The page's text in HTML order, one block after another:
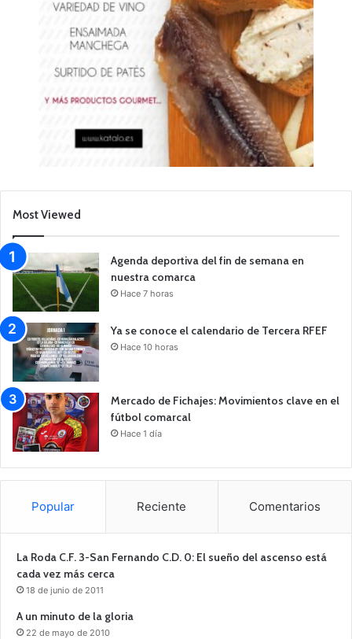
Most Viewed
Agenda deportiva del fin de semana en
nuestra comarca
Hace 7 horas
Ya se conoce el calendario de Tercera RFEF
Hace 10 horas
Mercado de Fichajes: Movimientos clave en el
fútbol comarcal
Hace 1 día
Popular Reciente Comentarios
La Roda C.F. 3-San Fernando C.D. 0: El sueño del ascenso está
cada vez más cerca
18 de junio de 2011
A un minuto de la gloria
22 de mayo de 2010